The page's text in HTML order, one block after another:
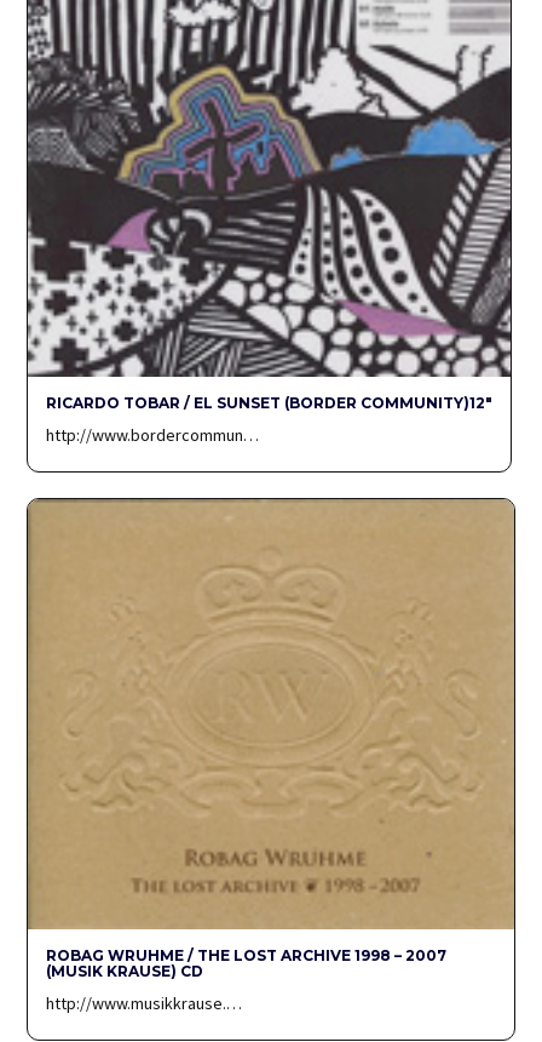
RICARDO TOBAR / EL SUNSET (BORDER COMMUNITY)12″
http://www.bordercommun…
ROBAG WRUHME / THE LOST ARCHIVE 1998 – 2007
(MUSIK KRAUSE) CD
http://www.musikkrause.…